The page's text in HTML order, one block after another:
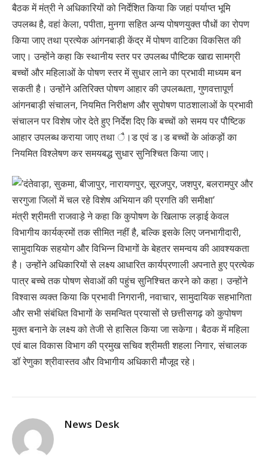
बैठक में मंत्री ने अधिकारियों को निर्देशित किया कि जहां पर्याप्त भूमि
उपलब्ध है, वहां केला, पपीता, मुनगा सहित अन्य पोषणयुक्त पौधों का रोपण
किया जाए तथा प्रत्येक आंगनबाड़ी केंद्र में पोषण वाटिका विकसित की
जाए। उन्होंने कहा कि स्थानीय स्तर पर उपलब्ध पौष्टिक खाद्य सामग्री
बच्चों और महिलाओं के पोषण स्तर में सुधार लाने का प्रभावी माध्यम बन
सकती है। उन्होंने अतिरिक्त पोषण आहार की उपलब्धता, गुणवत्तापूर्ण
आंगनबाड़ी संचालन, नियमित निरीक्षण और सुपोषण पाठशालाओं के प्रभावी
संचालन पर विशेष जोर देते हुए निर्देश दिए कि बच्चों को समय पर पौष्टिक
आहार उपलब्ध कराया जाए तथा ै।ड एवं ड।ड बच्चों के आंकड़ों का
नियमित विश्लेषण कर समयबद्ध सुधार सुनिश्चित किया जाए।
मंत्री श्रीमती राजवाड़े ने कहा कि कुपोषण के खिलाफ लड़ाई केवल
विभागीय कार्यक्रमों तक सीमित नहीं है, बल्कि इसके लिए जनभागीदारी,
सामुदायिक सहयोग और विभिन्न विभागों के बेहतर समन्वय की आवश्यकता
है। उन्होंने अधिकारियों से लक्ष्य आधारित कार्यप्रणाली अपनाते हुए प्रत्येक
पात्र बच्चे तक पोषण सेवाओं की पहुंच सुनिश्चित करने को कहा। उन्होंने
विश्वास व्यक्त किया कि प्रभावी निगरानी, नवाचार, सामुदायिक सहभागिता
और सभी संबंधित विभागों के समन्वित प्रयासों से छत्तीसगढ़ को कुपोषण
मुक्त बनाने के लक्ष्य को तेजी से हासिल किया जा सकेगा। बैठक में महिला
एवं बाल विकास विभाग की प्रमुख सचिव श्रीमती शहला निगार, संचालक
डॉ रेणुका श्रीवास्तव और विभागीय अधिकारी मौजूद रहे।
News Desk